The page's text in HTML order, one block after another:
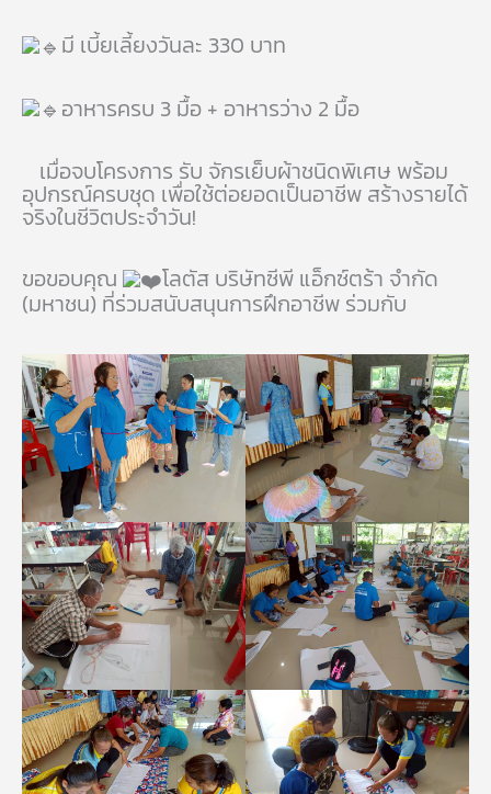
มี เบี้ยเลี้ยงวันละ 330 บาท
อาหารครบ 3 มื้อ + อาหารว่าง 2 มื้อ
เมื่อจบโครงการ รับ จักรเย็บผ้าชนิดพิเศษ
พร้อมอุปกรณ์ครบชุด เพื่อใช้ต่อยอดเป็นอาชีพ สร้าง
รายได้จริงในชีวิตประจำวัน!
ขอขอบคุณ
โลตัส บริษัทซีพี แอ็กซ์ตร้า จำกัด
(มหาชน) ที่ร่วมสนับสนุนการฝึกอาชีพ ร่วมกับ